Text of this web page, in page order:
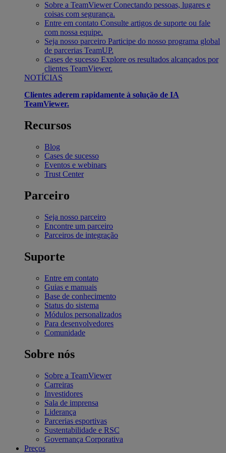
Sobre a TeamViewer Conectando pessoas, lugares e
coisas com segurança.
Entre em contato Consulte artigos de suporte ou fale
com nossa equipe.
Seja nosso parceiro Participe do nosso programa global
de parcerias TeamUP.
Cases de sucesso Explore os resultados alcançados por
clientes TeamViewer.
NOTÍCIAS
Clientes aderem rapidamente à solução de IA
TeamViewer.
Recursos
Blog
Cases de sucesso
Eventos e webinars
Trust Center
Parceiro
Seja nosso parceiro
Encontre um parceiro
Parceiros de integração
Suporte
Entre em contato
Guias e manuais
Base de conhecimento
Status do sistema
Módulos personalizados
Para desenvolvedores
Comunidade
Sobre nós
Sobre a TeamViewer
Carreiras
Investidores
Sala de imprensa
Liderança
Parcerias esportivas
Sustentabilidade e RSC
Governança Corporativa
Preços